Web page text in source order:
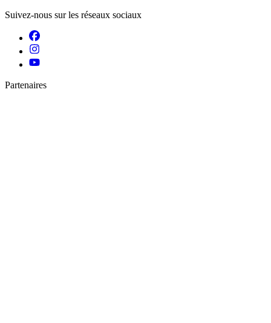
Suivez-nous sur les réseaux sociaux
Partenaires